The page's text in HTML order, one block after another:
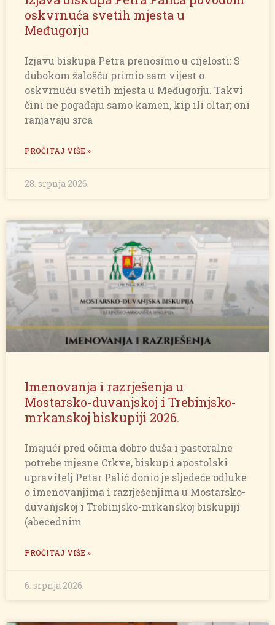
oskvrnuća svetih mjesta u
Međugorju
Izjavu biskupa Petra prenosimo u cijelosti: S
dubokom žalošću primio sam vijest o
oskvrnuću svetih mjesta u Međugorju. Takvi
čini ne pogađaju samo kamen, kip ili oltar; oni
ranjavaju srca
PROČITAJ VIŠE »
28. srpnja 2026.
Imenovanja i razrješenja u
Mostarsko-duvanjskoj i Trebinjsko-
mrkanskoj biskupiji 2026.
Imajući pred očima dobro duša i pastoralne
potrebe mjesne Crkve, biskup i apostolski
upravitelj Petar Palić donio je sljedeće odluke
o imenovanjima i razrješenjima u Mostarsko-
duvanjskoj i Trebinjsko-mrkanskoj biskupiji
(abecednim
PROČITAJ VIŠE »
6. srpnja 2026.